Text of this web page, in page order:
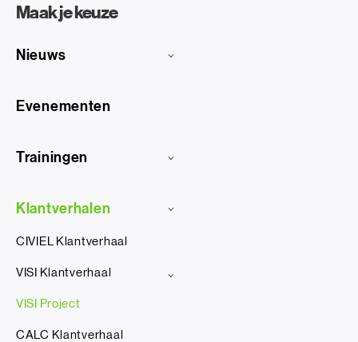
Maak je keuze
Nieuws
Evenementen
Trainingen
Klantverhalen
CIVIEL Klantverhaal
VISI Klantverhaal
VISI Project
CALC Klantverhaal